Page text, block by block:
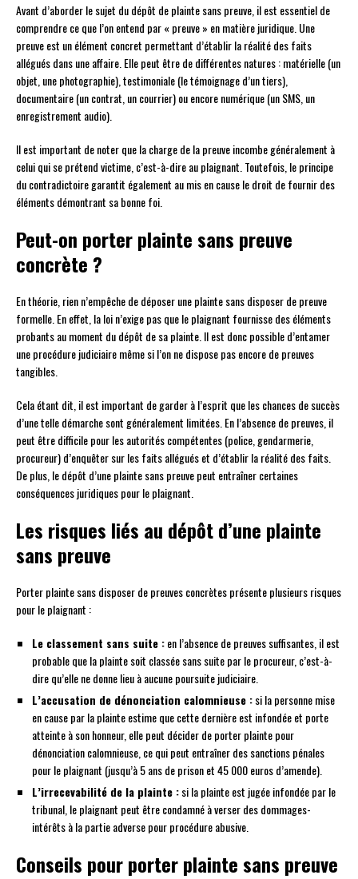
Avant d’aborder le sujet du dépôt de plainte sans preuve, il est essentiel de
comprendre ce que l’on entend par « preuve » en matière juridique. Une
preuve est un élément concret permettant d’établir la réalité des faits
allégués dans une affaire. Elle peut être de différentes natures : matérielle (un
objet, une photographie), testimoniale (le témoignage d’un tiers),
documentaire (un contrat, un courrier) ou encore numérique (un SMS, un
enregistrement audio).
Il est important de noter que la charge de la preuve incombe généralement à
celui qui se prétend victime, c’est-à-dire au plaignant. Toutefois, le principe
du contradictoire garantit également au mis en cause le droit de fournir des
éléments démontrant sa bonne foi.
Peut-on porter plainte sans preuve
concrète ?
En théorie, rien n’empêche de déposer une plainte sans disposer de preuve
formelle. En effet, la loi n’exige pas que le plaignant fournisse des éléments
probants au moment du dépôt de sa plainte. Il est donc possible d’entamer
une procédure judiciaire même si l’on ne dispose pas encore de preuves
tangibles.
Cela étant dit, il est important de garder à l’esprit que les chances de succès
d’une telle démarche sont généralement limitées. En l’absence de preuves, il
peut être difficile pour les autorités compétentes (police, gendarmerie,
procureur) d’enquêter sur les faits allégués et d’établir la réalité des faits.
De plus, le dépôt d’une plainte sans preuve peut entraîner certaines
conséquences juridiques pour le plaignant.
Les risques liés au dépôt d’une plainte
sans preuve
Porter plainte sans disposer de preuves concrètes présente plusieurs risques
pour le plaignant :
Le classement sans suite :en l’absence de preuves suffisantes, il est
probable que la plainte soit classée sans suite par le procureur, c’est-à-
dire qu’elle ne donne lieu à aucune poursuite judiciaire.
L’accusation de dénonciation calomnieuse :si la personne mise
en cause par la plainte estime que cette dernière est infondée et porte
atteinte à son honneur, elle peut décider de porter plainte pour
dénonciation calomnieuse, ce qui peut entraîner des sanctions pénales
pour le plaignant (jusqu’à 5 ans de prison et 45 000 euros d’amende).
L’irrecevabilité de la plainte :si la plainte est jugée infondée par le
tribunal, le plaignant peut être condamné à verser des dommages-
intérêts à la partie adverse pour procédure abusive.
Conseils pour porter plainte sans preuve